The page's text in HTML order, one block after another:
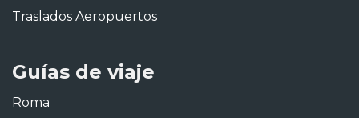
Traslados Aeropuertos
Guías de viaje
Roma